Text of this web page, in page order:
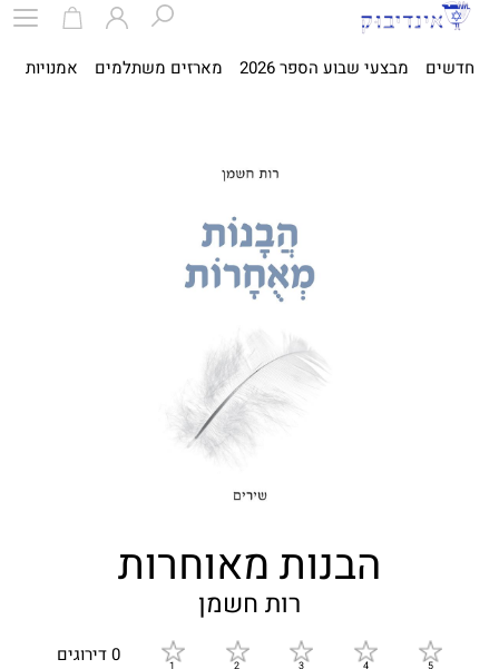
חדשים מבצעי שבוע הספר 2026 מארזים משתלמים אמנויות
הבנות מאוחרות
רות חשמן
0 דירוגים